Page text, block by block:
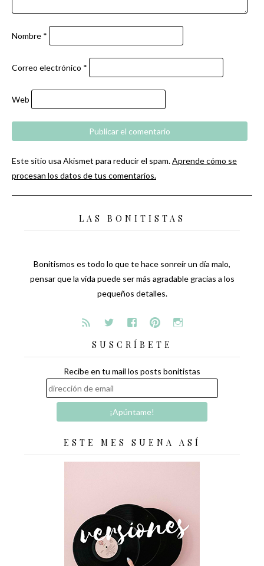
Nombre *
Correo electrónico *
Web
Este sitio usa Akismet para reducir el spam.Aprende cómo se
procesan los datos de tus comentarios.
LAS BONITISTAS
Bonitismos es todo lo que te hace sonreír un día malo,
pensar que la vida puede ser más agradable gracias a los
pequeños detalles.
SUSCRÍBETE
Recibe en tu mail los posts bonitistas
ESTE MES SUENA ASÍ